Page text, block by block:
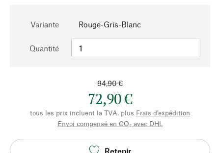
Variante Rouge-Gris-Blanc
Quantité
94,90 €
72,90 €
tous les prix incluent la TVA, plus Frais d'expédition
Envoi compensé en CO₂ avec DHL
Retenir